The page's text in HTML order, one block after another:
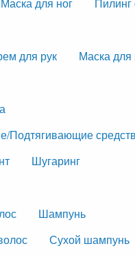
для рук
Маска для
Подтягивающие
Шугаринг
Шампунь
Сухой шампунь